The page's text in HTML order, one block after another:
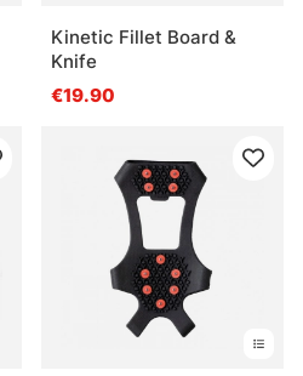
Kinetic Fillet Board &
Knife
€19.90